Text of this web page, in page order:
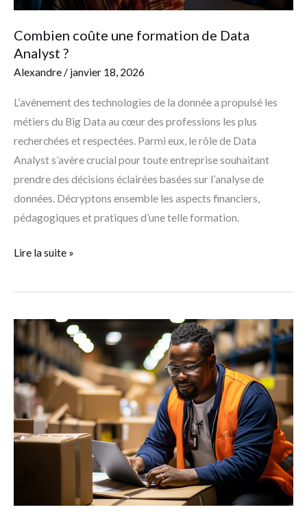
Combien coûte une formation de Data
Analyst ?
Alexandre/ janvier 18, 2026
L’avènement des technologies de la donnée a propulsé les
métiers du Big Data au cœur des professions les plus
recherchées et respectées. Parmi eux, le rôle de Data
Analyst s’avère crucial pour toute entreprise souhaitant
prendre des décisions éclairées basées sur l’analyse de
données. Décryptons ensemble les aspects financiers,
pédagogiques et pratiques d’une telle formation.
Lire la suite »
Formation
TSMEL :
devenir
technicien
supérieur
en
méthodes